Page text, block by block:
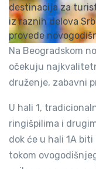
destinacija za
iz raznih delova
provede
Na Beogradskom
očekuju
druženje, zabavni
U hali 1,
ringišpilima i
dok će u hali 1A
tokom